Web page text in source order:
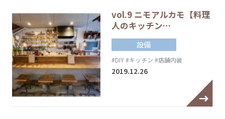
vol.9 ニモアルカモ【料理
人のキッチン…
設備
#DIY#キッチン #店舗内装
2019.12.26